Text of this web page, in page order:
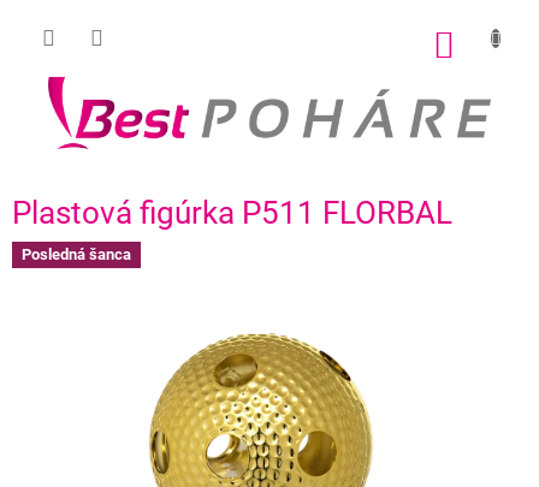
Plastová figúrka P511 FLORBAL
Posledná šanca